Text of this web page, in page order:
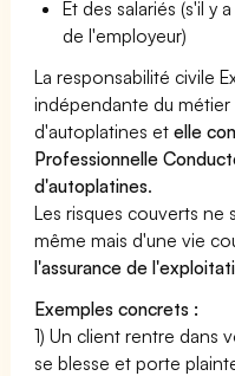
Et des salariés (s'il y
de l'employeur)
La responsabilité civile
indépendante du
d'autoplatines etelle
Professionnelle
d'autoplatines.
Les risques couverts
même mais d'une vie
l'assurance de
Exemples concrets :
1) Un client rentre dans
se blesse et porte